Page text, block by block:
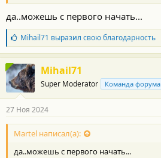
да..можешь с первого начать...
Б
л
а
г
о
д
а
н
о
с
и
Mihail71 выразил свою благодарность
Mihail71
Super Moderator Команда форума
27 Ноя 2024
Martel написал(а):
да..можешь с первого начать...